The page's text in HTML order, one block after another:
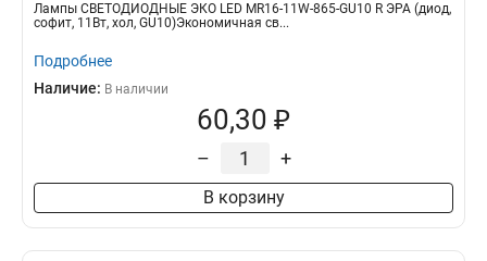
Лампы СВЕТОДИОДНЫЕ ЭКО LED MR16-11W-865-GU10 R ЭРА (диод,
софит, 11Вт, хол, GU10)Экономичная св...
Подробнее
Наличие: В наличии
60,30 ₽
– +
В корзину